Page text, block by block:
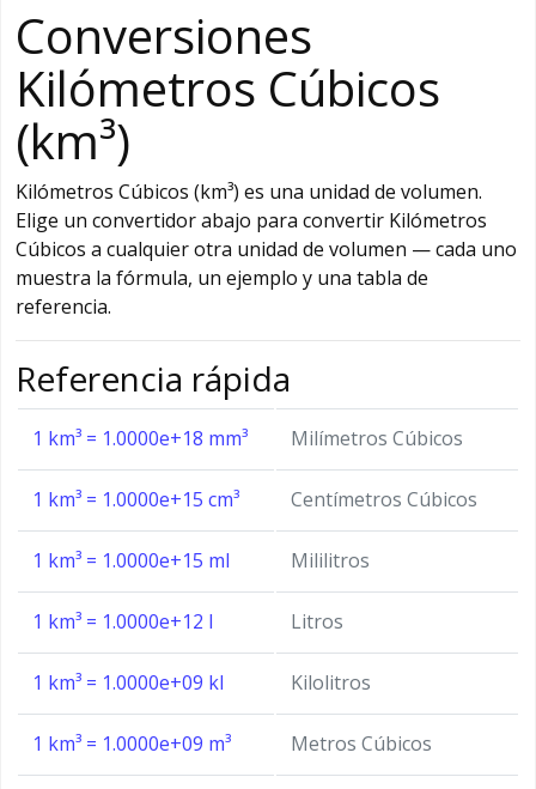
Conversiones
Kilómetros Cúbicos
(km³)
Kilómetros Cúbicos (km³) es una unidad de volumen.
Elige un convertidor abajo para convertir Kilómetros
Cúbicos a cualquier otra unidad de volumen — cada uno
muestra la fórmula, un ejemplo y una tabla de
referencia.
Referencia rápida
1 km³ = 1.0000e+18 mm³ Milímetros Cúbicos
1 km³ = 1.0000e+15 cm³ Centímetros Cúbicos
1 km³ = 1.0000e+15 ml Mililitros
1 km³ = 1.0000e+12 l Litros
1 km³ = 1.0000e+09 kl Kilolitros
1 km³ = 1.0000e+09 m³ Metros Cúbicos